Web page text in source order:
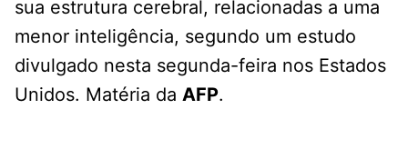
sua estrutura cerebral, relacionadas a uma
menor inteligência, segundo um estudo
divulgado nesta segunda-feira nos Estados
Unidos. Matéria da AFP.